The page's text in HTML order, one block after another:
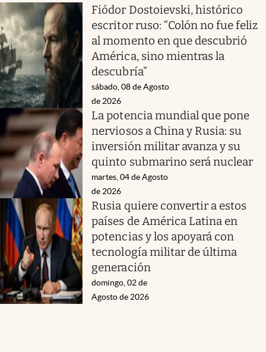
Fiódor Dostoievski, histórico
escritor ruso: “Colón no fue feliz
al momento en que descubrió
América, sino mientras la
descubría”
sábado, 08 de Agosto
de 2026
La potencia mundial que pone
nerviosos a China y Rusia: su
inversión militar avanza y su
quinto submarino será nuclear
martes, 04 de Agosto
de 2026
Rusia quiere convertir a estos
países de América Latina en
potencias y los apoyará con
tecnología militar de última
generación
domingo, 02 de
Agosto de 2026